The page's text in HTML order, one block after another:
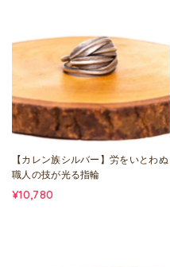
【カレン族シルバー】労をいとわぬ
職人の技が光る指輪
¥10,780